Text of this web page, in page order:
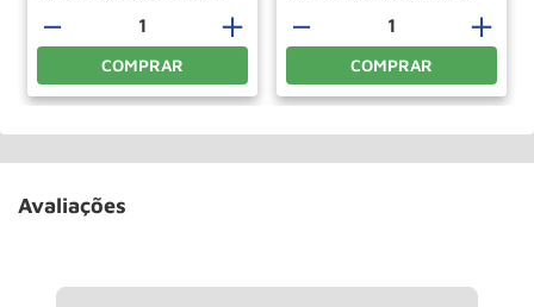
＋
－
COMPRAR
＋
－
COMPRAR
Avaliações